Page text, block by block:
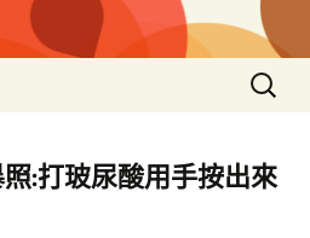
搜
尋
鍵
字:
:打玻尿酸用手按出來